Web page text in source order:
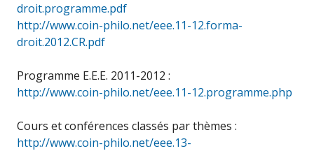
droit.programme.pdf
http://www.coin-philo.net/eee.11-12.forma-
droit.2012.CR.pdf
Programme E.E.E. 2011-2012 :
http://www.coin-philo.net/eee.11-12.programme.php
Cours et conférences classés par thèmes :
http://www.coin-philo.net/eee.13-